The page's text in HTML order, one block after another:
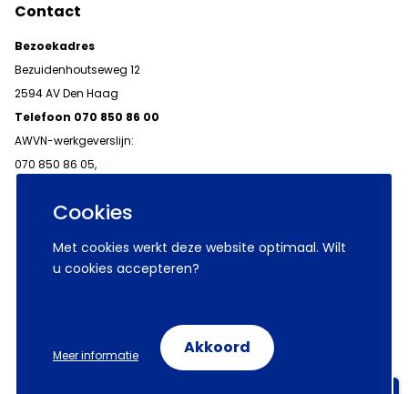
Cookies
Met cookies werkt deze website optimaal. Wilt
u cookies accepteren?
Meer informatie Akkoord
Contact
Bezoekadres
Bezuidenhoutseweg 12
2594 AV Den Haag
Telefoon 070 850 86 00
AWVN-werkgeverslijn:
070 850 86 05,
© 2026 AWVN
Volg ons op: